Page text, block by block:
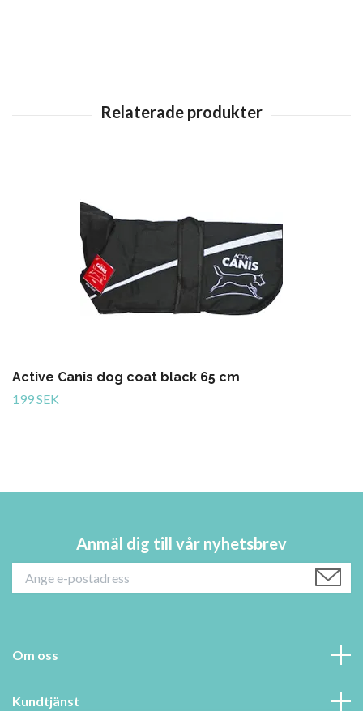
Active Canis dog coat black 65 cm
199 SEK
Anmäl dig till vår nyhetsbrev
Om oss
Kundtjänst